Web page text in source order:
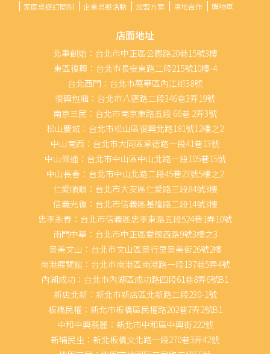
家庭桌遊訂閱制
企業桌遊活動 加盟方案 場地合作 購物車
店面地址
北車創始：台北市中正區公園路20巷15號3樓
東區復興：台北市長安東路二段215號10樓-4
台北西門：台北市萬華區內江街38號
復興包廂：台北市八德路二段346巷3弄19號
南京三民：台北市南京東路五段 66巷 2弄3號
松山慶城：台北市松山區復興北路181號12樓之2
中山南西：台北市大同區承德路一段41巷13號
中山條通：台北市中山區中山北路一段105巷15號
中山長春：台北市中山北路二段45巷23號5樓之2
仁愛順順：台北市大安區仁愛路三段84號3樓
信義光復：台北市信義區基隆路二段14號3樓
忠孝永春：台北市信義區忠孝東路五段524巷1弄10號
南門中華：台北市中正區愛國西路9號3樓之3
景美文山：台北市文山區景行里景美街26號2樓
南港展覽館：台北市南港區南港路一段137巷5弄4號
內湖成功：台北市內湖區成功路四段61巷8弄6號B1
新店北新：新北市新店區北新路二段230-1號
板橋民權：新北市板橋區民權路202巷7弄2號B1
中和中興翡麗：新北市中和區中興街222號
新埔民生：新北板橋文化路一段270巷3弄42號